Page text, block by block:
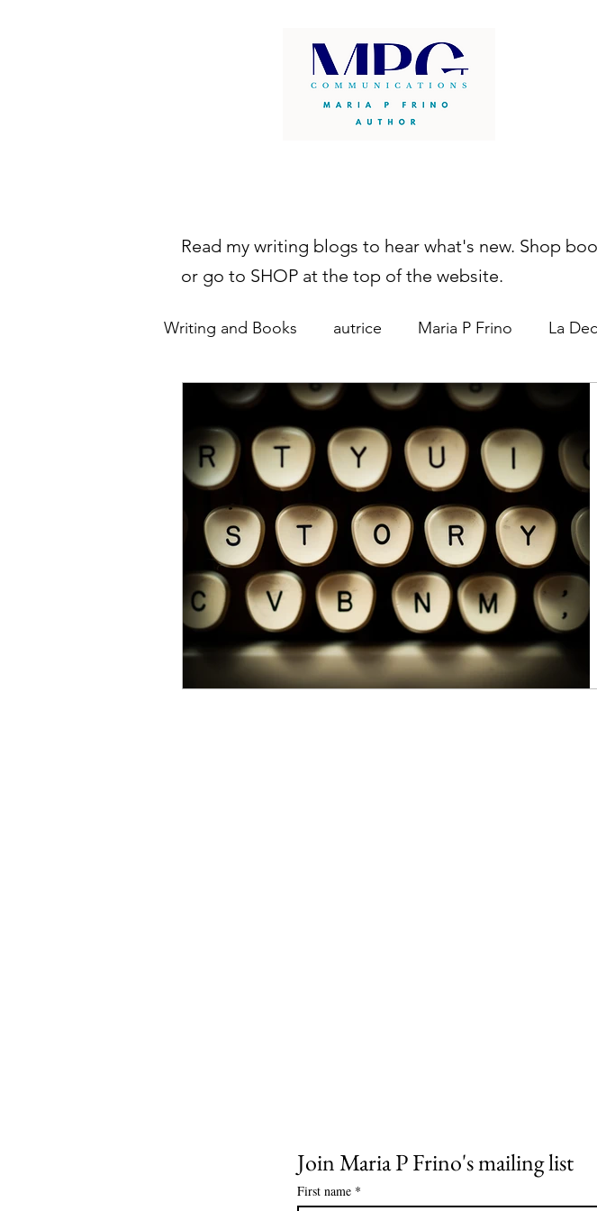
Read my writing blogs to hear what's new. Shop
or go to SHOP at the top of the website.
Writing and Books autrice Maria P Frino La
autopubblicazione
Join Maria P Frino's mailing list
First name *